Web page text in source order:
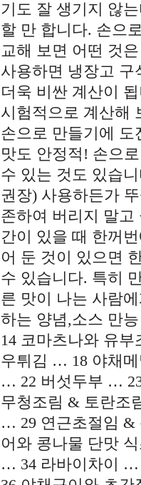
기도 잘 생기지 않
할 만 합니다. 손으
교해 보면 어떤 것
사용하면 냉장고
더욱 비싼 계산이
시험적으로 계산해
손으로 만들기에
맛도 안정적! 손으
수 있는 것도 있습
권장) 사용하든가
존하여 버리지 말
간이 있을 때 한꺼
어 둔 것이 있으면
수 있습니다. 특히
른 맛이 나는 사람
하는 양념,소스 만
14 코마츠나와 유
우튀김 … 18 야채
… 22 버섯두부 …
무청조림 & 토란조
… 29 연근초절임 &
어와 콩나물 단맛
… 34 라바이차이 …